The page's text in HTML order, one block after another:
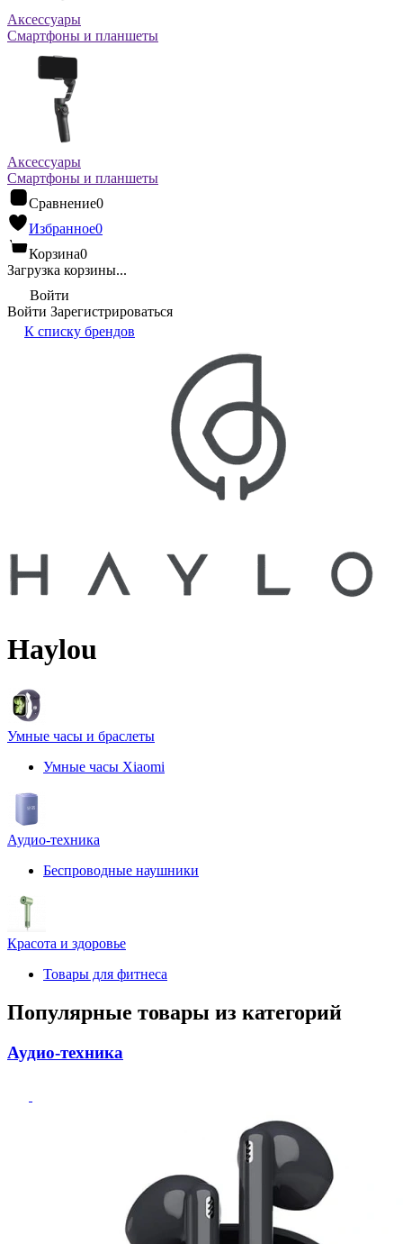
Аксессуары
Смартфоны и планшеты
Аксессуары
Смартфоны и планшеты
Сравнение0
Избранное0
Корзина0
Загрузка корзины...
Войти
Войти Зарегистрироваться
К списку брендов
Haylou
Умные часы и браслеты
Умные часы Xiaomi
Аудио-техника
Беспроводные наушники
Красота и здоровье
Товары для фитнеса
Популярные товары из категорий
Аудио-техника